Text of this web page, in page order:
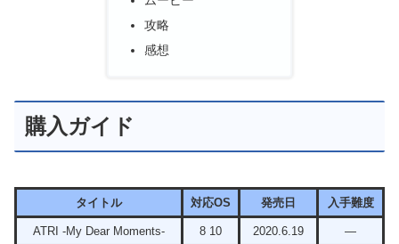
攻略
感想
購入ガイド
タイトル 対応OS 発売日 入手難度
ATRI -My Dear Moments- 8 10 2020.6.19 ―